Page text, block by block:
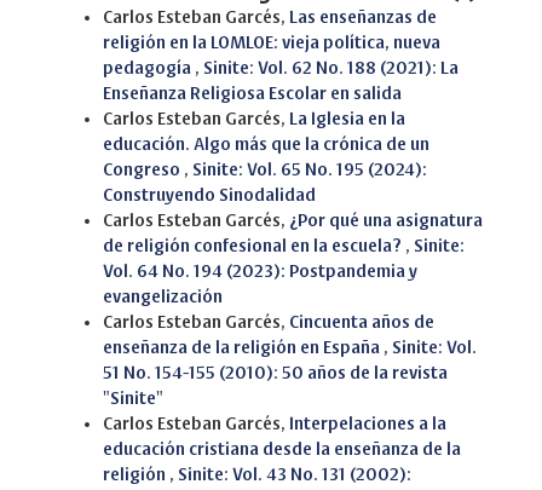
Carlos Esteban Garcés, Las enseñanzas de
religión en la LOMLOE: vieja política, nueva
pedagogía , Sinite: Vol. 62 No. 188 (2021): La
Enseñanza Religiosa Escolar en salida
Carlos Esteban Garcés, La Iglesia en la
educación. Algo más que la crónica de un
Congreso , Sinite: Vol. 65 No. 195 (2024):
Construyendo Sinodalidad
Carlos Esteban Garcés, ¿Por qué una asignatura
de religión confesional en la escuela? , Sinite:
Vol. 64 No. 194 (2023): Postpandemia y
evangelización
Carlos Esteban Garcés, Cincuenta años de
enseñanza de la religión en España , Sinite: Vol.
51 No. 154-155 (2010): 50 años de la revista
"Sinite"
Carlos Esteban Garcés, Interpelaciones a la
educación cristiana desde la enseñanza de la
religión , Sinite: Vol. 43 No. 131 (2002):